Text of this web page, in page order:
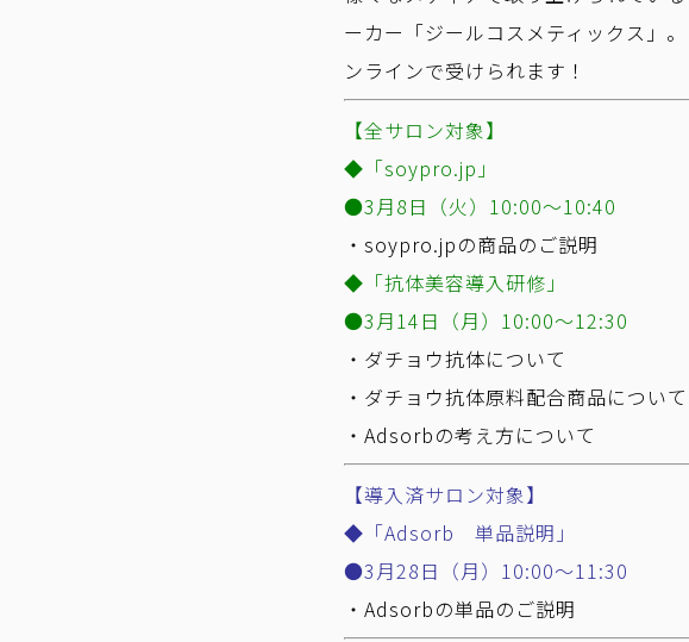
ーカー「ジールコスメティックス」
ンラインで受けられます！
【全サロン対象】
◆「soypro.jp」
●3月8日（火）10:00～10:40
・soypro.jpの商品のご説明
◆「抗体美容導入研修」
●3月14日（月）10:00～12:30
・ダチョウ抗体について
・ダチョウ抗体原料配合商品について
・Adsorbの考え方について
【導入済サロン対象】
◆「Adsorb 単品説明」
●3月28日（月）10:00～11:30
・Adsorbの単品のご説明